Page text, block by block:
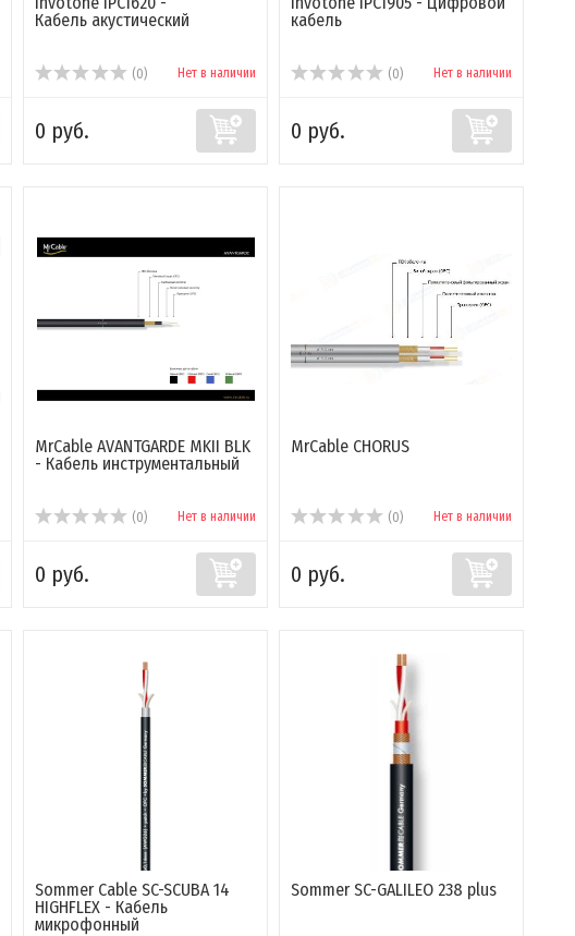
Кабель акустический
(0) Нет в наличии
0 руб.
кабель
(0) Нет в наличии
0 руб.
MrCable AVANTGARDE MKII BLK
- Кабель инструментальный
(0) Нет в наличии
0 руб.
MrCable CHORUS
(0) Нет в наличии
0 руб.
Sommer Cable SC-SCUBA 14
HIGHFLEX - Кабель
микрофонный
Sommer SC-GALILEO 238 plus